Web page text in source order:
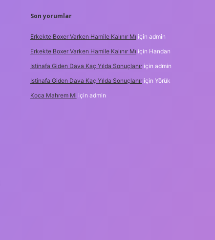
Son yorumlar
Erkekte Boxer Varken Hamile Kalınır Mı için admin
Erkekte Boxer Varken Hamile Kalınır Mı için Handan
Istinafa Giden Dava Kaç Yılda Sonuçlanıriçin admin
Istinafa Giden Dava Kaç Yılda Sonuçlanıriçin Yörük
Koca Mahrem Mi için admin